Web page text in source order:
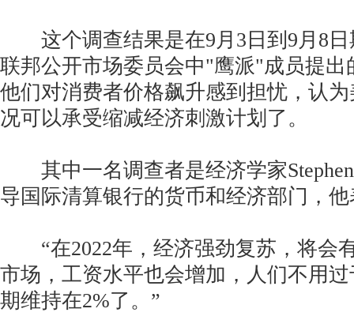
这个调查结果是在9月3日到9月8日
联邦公开市场委员会中"鹰派"成员提出
他们对消费者价格飙升感到担忧，认
况可以承受缩减经济刺激计划了。
其中一名调查者是经济学家
导国际清算银行的货币和经济部门，
“在2022年，经济强劲复苏，将会
市场，工资水平也会增加，人们不用
期维持在2%了。”